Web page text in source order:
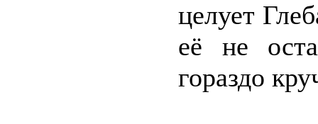
целует
её не
гораздо